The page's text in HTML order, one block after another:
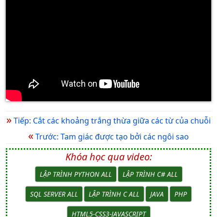
»Tiếp: Cắt các khoảng trắng thừa giữa các từ của chuỗi
«Trước: Tam giác được tạo bởi các ngôi sao
Khóa học qua video:
LẬP TRÌNH PYTHON ALL LẬP TRÌNH C# ALL
SQL SERVER ALL LẬP TRÌNH C ALL JAVA PHP
HTML5-CSS3-JAVASCRIPT